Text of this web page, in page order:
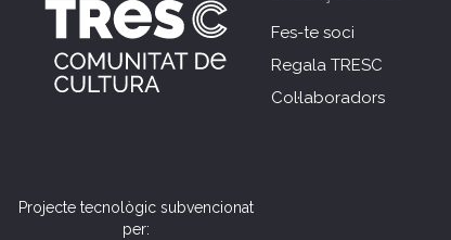
Fes-te soci
Regala TRESC
Col·laboradors
Projecte tecnològic subvencionat
per: